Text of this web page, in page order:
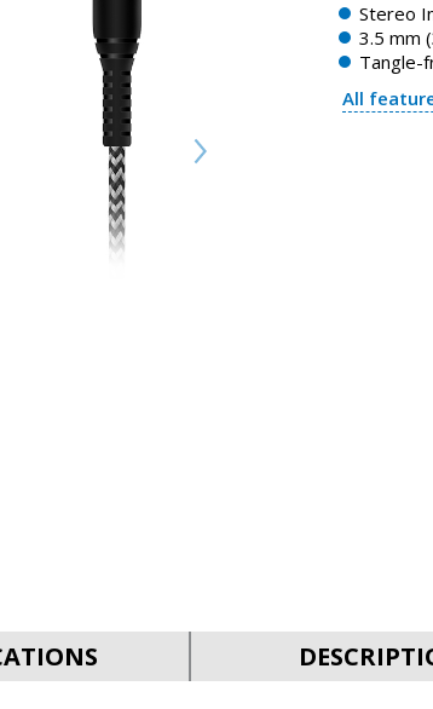
Stereo
3.5 mm
Tangle-
All